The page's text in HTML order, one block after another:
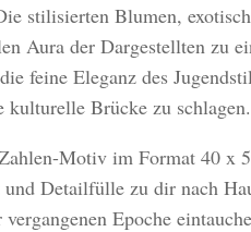
stilisierten Blumen,
Aura der Dargestellten zu
feine Eleganz des
kulturelle Brücke zu schlagen.
Motiv im Format 40 x
Detailfülle zu dir nach
Epoche